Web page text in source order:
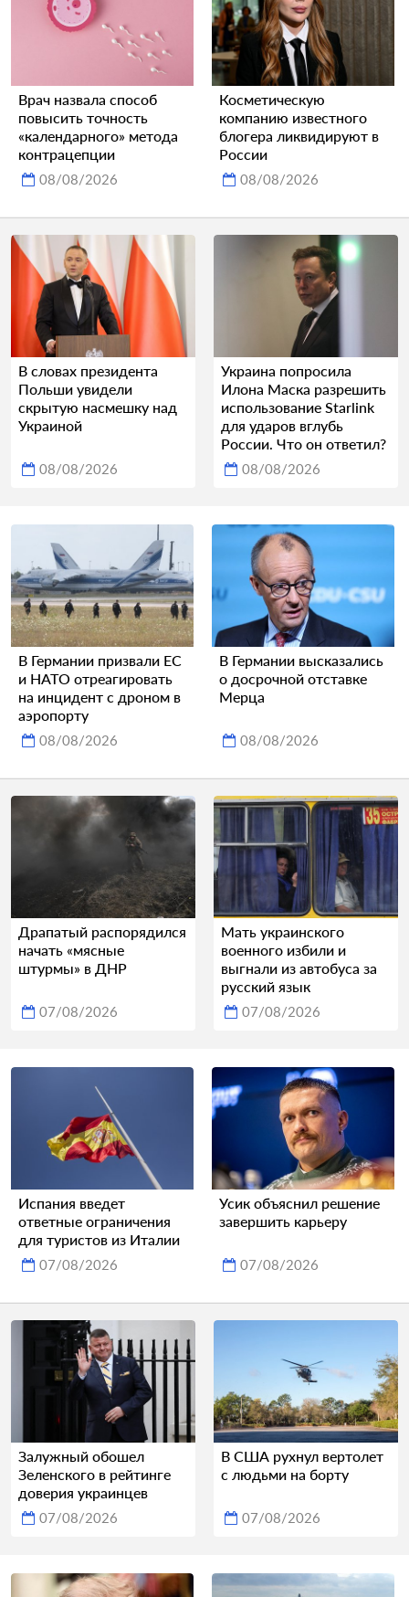
Врач назвала способ
повысить точность
«календарного» метода
контрацепции
08/08/2026
Косметическую
компанию известного
блогера ликвидируют в
России
08/08/2026
В словах президента
Польши увидели
скрытую насмешку над
Украиной
08/08/2026
Украина попросила
Илона Маска разрешить
использование Starlink
для ударов вглубь
России. Что он ответил?
08/08/2026
В Германии призвали ЕС
и НАТО отреагировать
на инцидент с дроном в
аэропорту
08/08/2026
В Германии высказались
о досрочной отставке
Мерца
08/08/2026
Драпатый распорядился
начать «мясные
штурмы» в ДНР
07/08/2026
Мать украинского
военного избили и
выгнали из автобуса за
русский язык
07/08/2026
Испания введет
ответные ограничения
для туристов из Италии
07/08/2026
Усик объяснил решение
завершить карьеру
07/08/2026
Залужный обошел
Зеленского в рейтинге
доверия украинцев
07/08/2026
В США рухнул вертолет
с людьми на борту
07/08/2026